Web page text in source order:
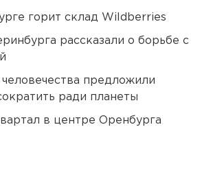
горит склад Wildberries
рассказали о борьбе с
предложили
ради планеты
в центре Оренбурга